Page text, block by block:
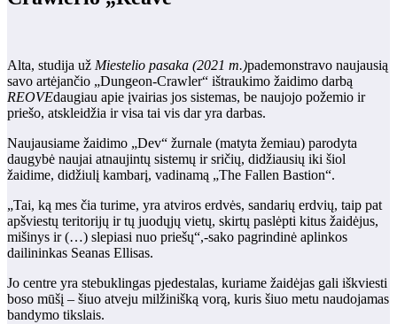
Alta, studija už Miestelio pasaka (2021 m.)pademonstravo naujausią
savo artėjančio „Dungeon-Crawler“ ištraukimo žaidimo darbą
REOVEdaugiau apie įvairias jos sistemas, be naujojo požemio ir
priešo, atskleidžia ir visa tai vis dar yra darbas.
Naujausiame žaidimo „Dev“ žurnale (matyta žemiau) parodyta
daugybė naujai atnaujintų sistemų ir sričių, didžiausių iki šiol
žaidime, didžiulį kambarį, vadinamą „The Fallen Bastion“.
„Tai, ką mes čia turime, yra atviros erdvės, sandarių erdvių, taip pat
apšviestų teritorijų ir tų juodųjų vietų, skirtų paslėpti kitus žaidėjus,
mišinys ir (…) slepiasi nuo priešų“,-sako pagrindinė aplinkos
dailininkas Seanas Ellisas.
Jo centre yra stebuklingas pjedestalas, kuriame žaidėjas gali iškviesti
boso mūšį – šiuo atveju milžinišką vorą, kuris šiuo metu naudojamas
bandymo tikslais.